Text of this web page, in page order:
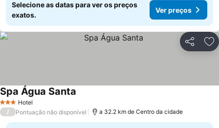
Selecione as datas para ver os preços
exatos.
Ver preços
Partilhar
3 EstrelasHotel
Spa Água Santa
/ Pontuação não disponível a 32.2 km de Centro da cidade